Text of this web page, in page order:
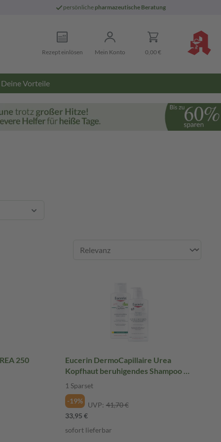
persönliche pharmazeutische Beratung
Rezept einlösen Mein Konto 0,00 €
Deine Vorteile
250
Eucerin DermoCapillaire Urea
Kopfhaut beruhigendes Shampoo &
Eucerin AtopiControl Dusch- und
Badeöl 1 Sparset
1 Sparset
-19%
UVP: 41,70 €
33,95 €
sofort lieferbar